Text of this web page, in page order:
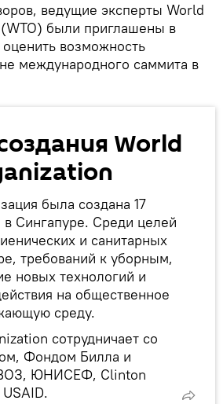
ведущие эксперты World
были приглашены в
возможность
международного саммита в
World
была создана 17
в Сингапуре. Среди целей
и санитарных
требований к уборным,
новых технологий и
на общественное
среду.
сотрудничает со
Фондом Билла и
ЮНИСЕФ, Clinton